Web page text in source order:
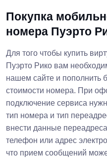
Покупка
номера Пуэрто
Для того чтобы купить
Пуэрто Рико вам
нашем сайте и пополнить
стоимости номера. При
подключение сервиса
тип номера и тип
внести данные
телефон или адрес
что прием сообщений